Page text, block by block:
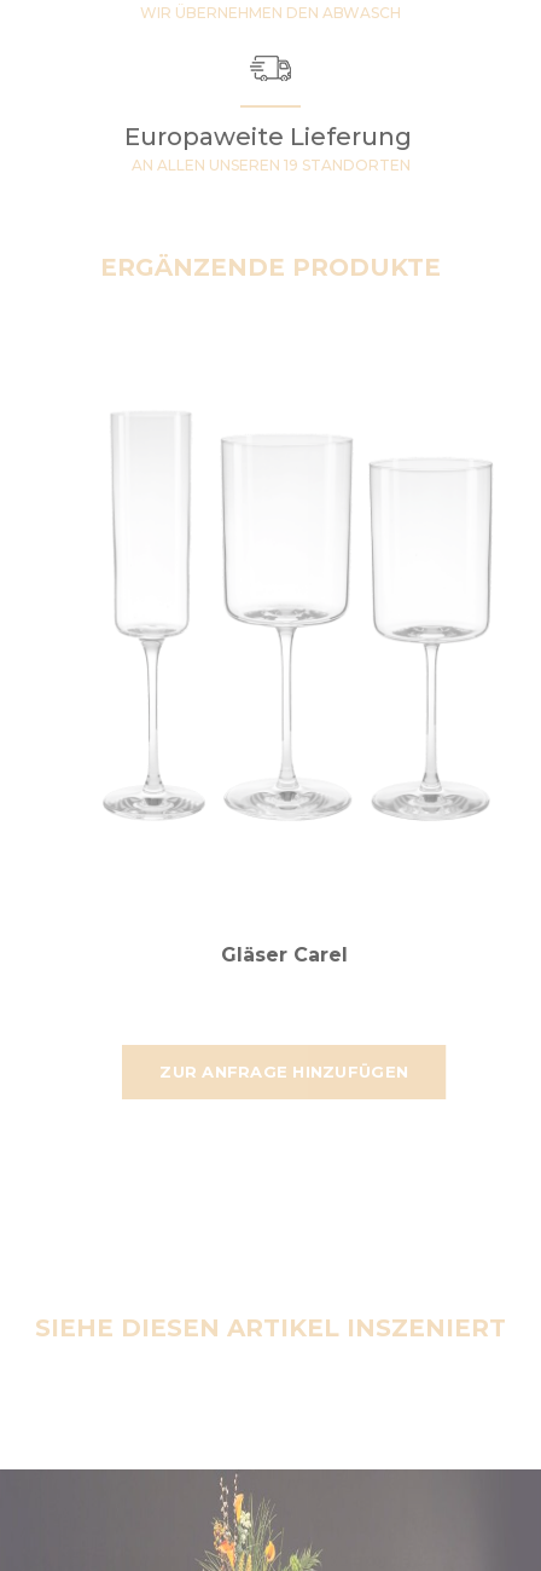
WIR ÜBERNEHMEN DEN ABWASCH
Europaweite Lieferung
AN ALLEN UNSEREN 19 STANDORTEN
ERGÄNZENDE PRODUKTE
ZUR ANFRAGE HINZUFÜGEN
Gläser Carel
SIEHE DIESEN ARTIKEL INSZENIERT